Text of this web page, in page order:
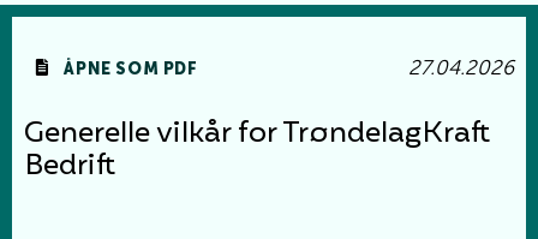
ÅPNE SOM PDF 27.04.2026
Generelle vilkår for TrøndelagKraft
Bedrift